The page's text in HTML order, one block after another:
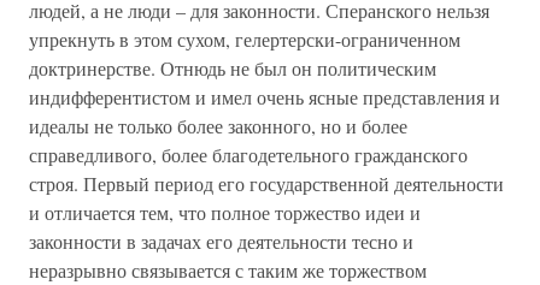
людей, а не люди – для законности. Сперанского нельзя
упрекнуть в этом сухом, гелертерски-ограниченном
доктринерстве. Отнюдь не был он политическим
индифферентистом и имел очень ясные представления и
идеалы не только более законного, но и более
справедливого, более благодетельного гражданского
строя. Первый период его государственной деятельности
и отличается тем, что полное торжество идеи и
законности в задачах его деятельности тесно и
неразрывно связывается с таким же торжеством